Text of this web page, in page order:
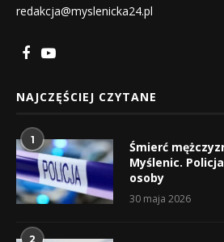
redakcja@myslenicka24.pl
NAJCZĘŚCIEJ CZYTANE
1
Śmierć
Myślenic.
osoby
30 maja 2026
2